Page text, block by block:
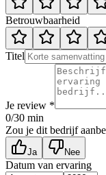
Betrouwbaarheid
Titel
Je review *
0/30 min
Zou je dit bedrijf
Ja Nee
Datum van ervaring